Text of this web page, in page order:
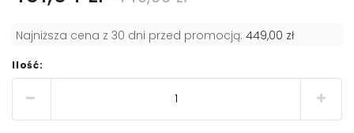
Najniższa cena z 30 dni przed promocją: 449,00 zł
Ilość: